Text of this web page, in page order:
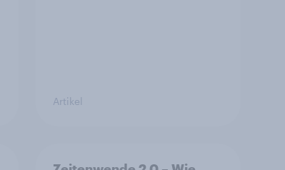
Artikel